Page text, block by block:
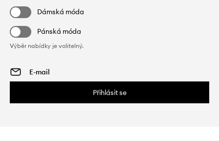
Dámská móda
Pánská móda
Výběr nabídky je volitelný.
Přihlásit se